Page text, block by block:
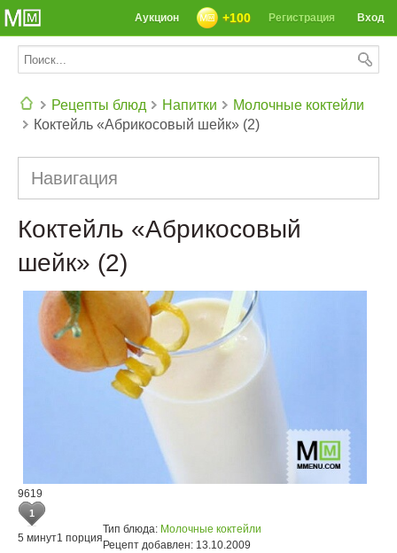
Вход
Регистрация
+100
Аукцион
Рецепты блюд Напитки
Молочные коктейли
Коктейль «Абрикосовый шейк» (2)
Навигация
Коктейль «Абрикосовый
шейк» (2)
9619
1
5 минут1 порция
Тип блюда: Молочные коктейли
Рецепт добавлен: 13.10.2009